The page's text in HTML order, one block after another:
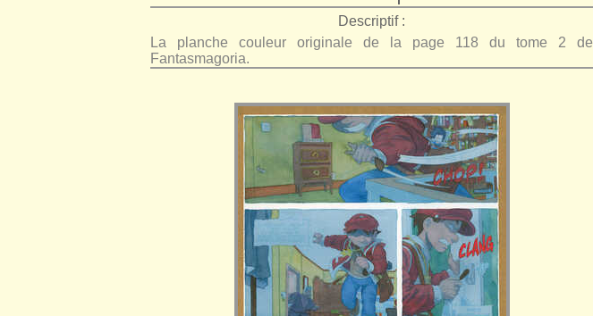
Descriptif :
La planche couleur originale de la page 118 du tome 2 de
Fantasmagoria.